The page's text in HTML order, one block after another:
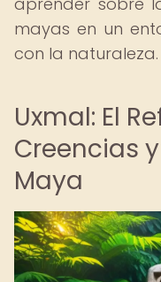
mayas en un
con la naturaleza.
Uxmal: El
Creencias
Maya